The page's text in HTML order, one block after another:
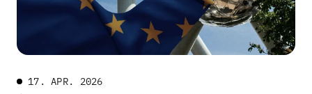
17. APR. 2026